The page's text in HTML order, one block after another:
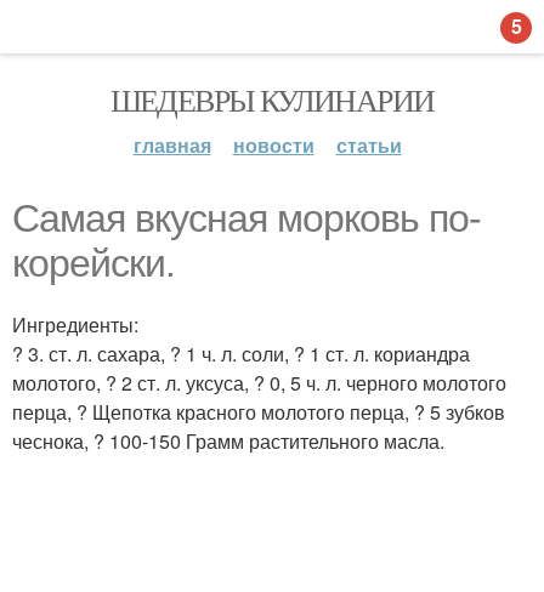
ШЕДЕВРЫ КУЛИНАРИИ
главная новости статьи
Самая вкусная морковь по-
корейски.
Ингредиенты:
? 3. ст. л. сахара, ? 1 ч. л. соли, ? 1 ст. л. кориандра
молотого, ? 2 ст. л. уксуса, ? 0, 5 ч. л. черного молотого
перца, ? Щепотка красного молотого перца, ? 5 зубков
чеснока, ? 100-150 Грамм растительного масла.
5